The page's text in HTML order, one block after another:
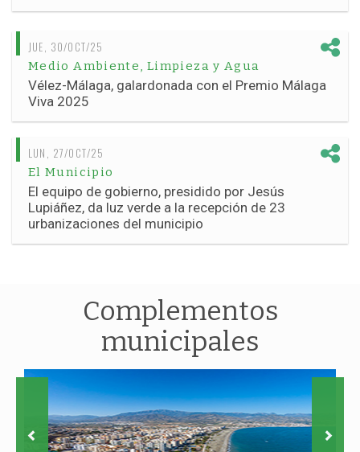
JUE, 30/OCT/25
Medio Ambiente, Limpieza y Agua
Vélez-Málaga, galardonada con el Premio Málaga
Viva 2025
LUN, 27/OCT/25
El Municipio
El equipo de gobierno, presidido por Jesús
Lupiáñez, da luz verde a la recepción de 23
urbanizaciones del municipio
Complementos
municipales